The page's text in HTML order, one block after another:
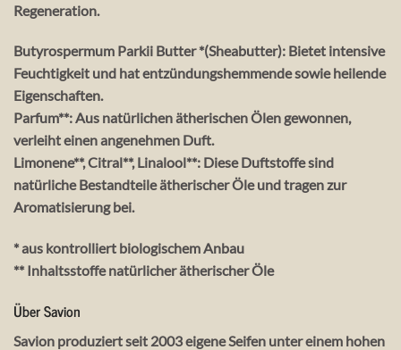
Regeneration.
Butyrospermum Parkii Butter *(Sheabutter): Bietet intensive
Feuchtigkeit und hat entzündungshemmende sowie heilende
Eigenschaften.
Parfum**: Aus natürlichen ätherischen Ölen gewonnen,
verleiht einen angenehmen Duft.
Limonene**, Citral**, Linalool**: Diese Duftstoffe sind
natürliche Bestandteile ätherischer Öle und tragen zur
Aromatisierung bei.
* aus kontrolliert biologischem Anbau
** Inhaltsstoffe natürlicher ätherischer Öle
Über Savion
Savion produziert seit 2003 eigene Seifen unter einem hohen